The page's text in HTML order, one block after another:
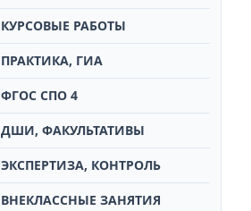
КУРСОВЫЕ РАБОТЫ
ПРАКТИКА, ГИА
ФГОС СПО 4
ДШИ, ФАКУЛЬТАТИВЫ
ЭКСПЕРТИЗА, КОНТРОЛЬ
ВНЕКЛАССНЫЕ ЗАНЯТИЯ